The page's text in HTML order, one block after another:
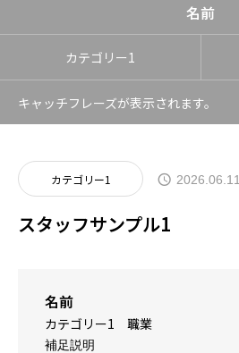
名前
カテゴリー1
キャッチフレーズが表示されます。
カテゴリー1 2026.06.11
スタッフサンプル1
名前
カテゴリー1 職業
補足説明